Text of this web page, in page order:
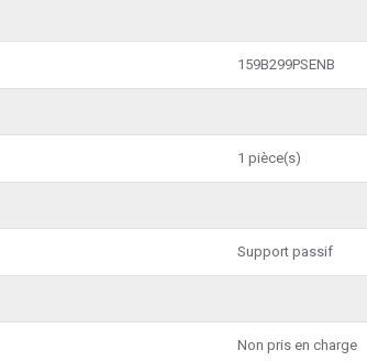
159B299PSENB
1 pièce(s)
Support passif
Non pris en charge